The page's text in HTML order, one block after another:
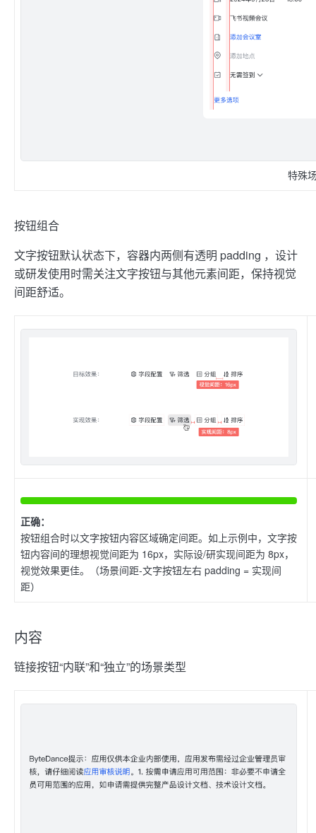
特殊
按钮组合
文字按钮默认状态下，容器内两侧有透明 padding ，设计
或研发使用时需关注文字按钮与其他元素间距，保持视觉
间距舒适。
正确：
按钮组合时以文字按钮内容区域确定间距。如上示例中，文字按
钮内容间的理想视觉间距为 16px，实际设/研实现间距为 8px，
视觉效果更佳。（场景间距-文字按钮左右 padding = 实现间
距）
内容
链接按钮“内联”和“独立”的场景类型